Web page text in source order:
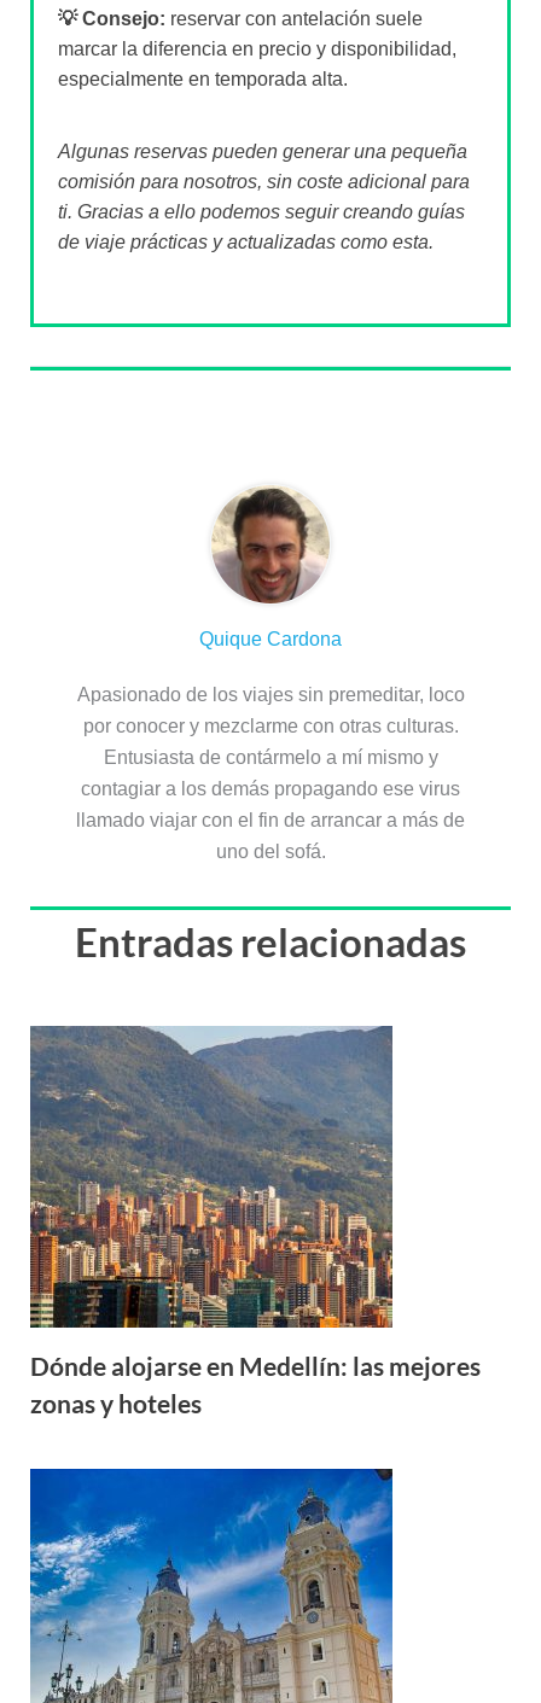
💡 Consejo: reservar con antelación suele
marcar la diferencia en precio y disponibilidad,
especialmente en temporada alta.
Algunas reservas pueden generar una pequeña
comisión para nosotros, sin coste adicional para
ti. Gracias a ello podemos seguir creando guías
de viaje prácticas y actualizadas como esta.
Quique Cardona
Apasionado de los viajes sin premeditar, loco
por conocer y mezclarme con otras culturas.
Entusiasta de contármelo a mí mismo y
contagiar a los demás propagando ese virus
llamado viajar con el fin de arrancar a más de
uno del sofá.
Entradas relacionadas
Dónde alojarse en Medellín: las mejores
zonas y hoteles